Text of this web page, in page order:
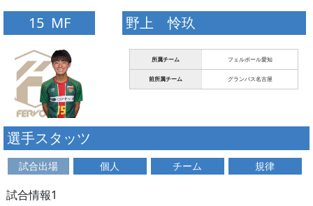
15 MF 野上 怜玖
所属チーム フェルボール愛知
前所属チーム グランパス名古屋
選手スタッツ
試合出場 個人 チーム 規律
試合情報1